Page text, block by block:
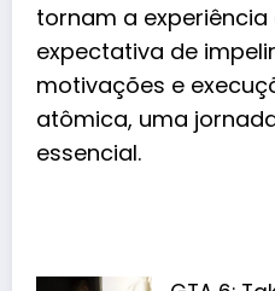
tornam a experiência
expectativa de
motivações e
atômica, uma
essencial.